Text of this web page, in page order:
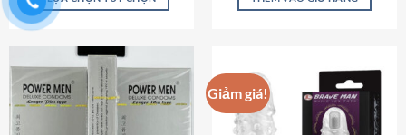
này
có
nhiều
biến
700,000 ₫.
Giảm giá!